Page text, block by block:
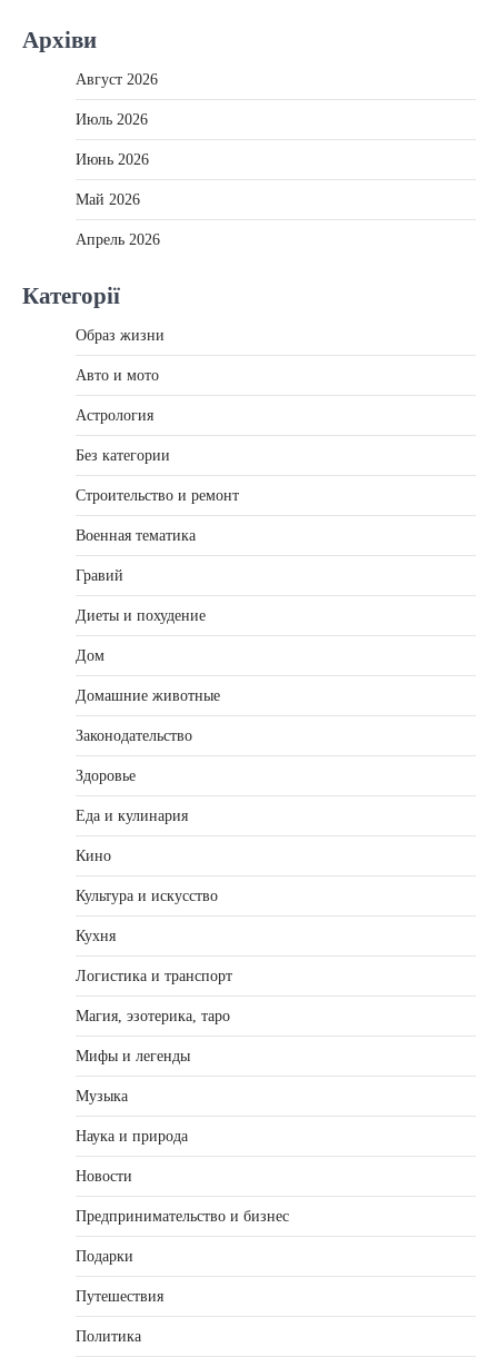
Архіви
Август 2026
Июль 2026
Июнь 2026
Май 2026
Апрель 2026
Категорії
Образ жизни
Авто и мото
Астрология
Без категории
Строительство и ремонт
Военная тематика
Гравий
Диеты и похудение
Дом
Домашние животные
Законодательство
Здоровье
Еда и кулинария
Кино
Культура и искусство
Кухня
Логистика и транспорт
Магия, эзотерика, таро
Мифы и легенды
Музыка
Наука и природа
Новости
Предпринимательство и бизнес
Подарки
Путешествия
Политика